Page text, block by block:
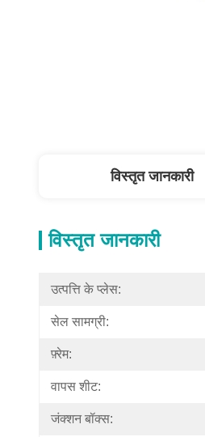
विस्तृत जानकारी
विस्तृत जानकारी
उत्पत्ति के प्लेस:
सेल सामग्री:
फ़्रेम:
वापस शीट:
जंक्शन बॉक्स: